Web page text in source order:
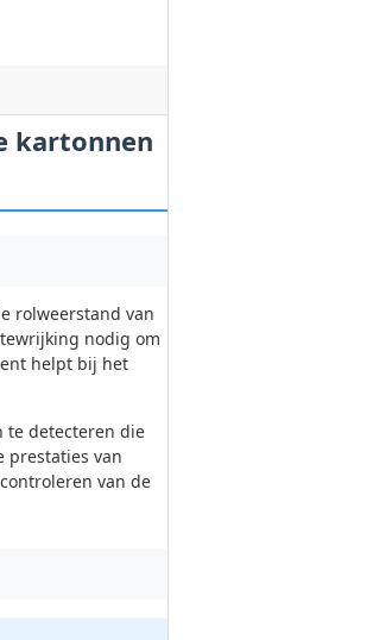
kartonnen
rolweerstand van
nodig om
helpt bij het
te detecteren die
prestaties van
van de